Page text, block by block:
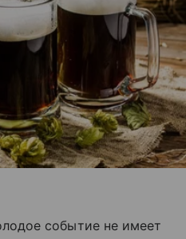
событие не имеет